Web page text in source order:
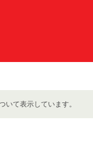
いて表示しています。